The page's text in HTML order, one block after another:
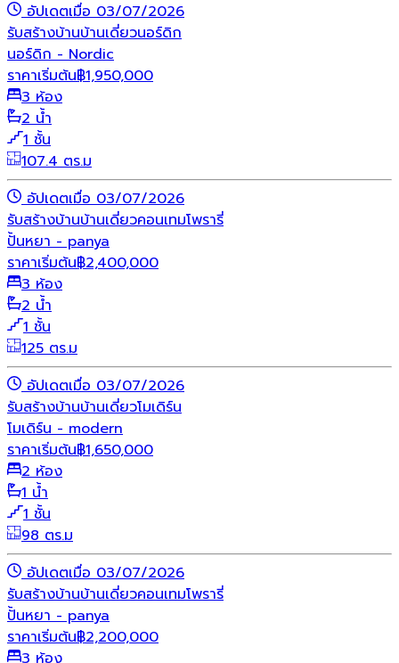
อัปเดตเมื่อ 03/07/2026
รับสร้างบ้านบ้านเดี่ยวนอร์ดิก
นอร์ดิก - Nordic
ราคาเริ่มต้น฿1,950,000
3 ห้อง
2 น้ำ
1 ชั้น
107.4 ตร.ม
อัปเดตเมื่อ 03/07/2026
รับสร้างบ้านบ้านเดี่ยวคอนเทมโพรารี่
ปั้นหยา - panya
ราคาเริ่มต้น฿2,400,000
3 ห้อง
2 น้ำ
1 ชั้น
125 ตร.ม
อัปเดตเมื่อ 03/07/2026
รับสร้างบ้านบ้านเดี่ยวโมเดิร์น
โมเดิร์น - modern
ราคาเริ่มต้น฿1,650,000
2 ห้อง
1 น้ำ
1 ชั้น
98 ตร.ม
อัปเดตเมื่อ 03/07/2026
รับสร้างบ้านบ้านเดี่ยวคอนเทมโพรารี่
ปั้นหยา - panya
ราคาเริ่มต้น฿2,200,000